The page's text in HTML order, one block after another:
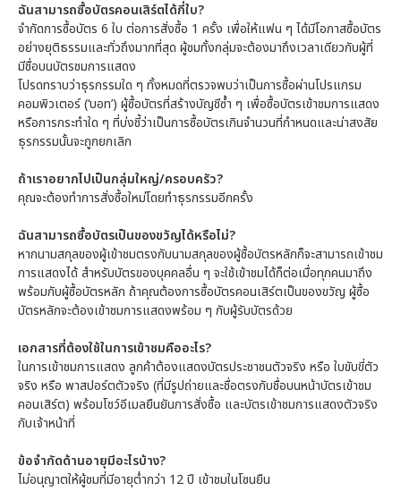
ฉันสามารถซื้อบัตรคอนเสิร์ตได้กี่ใบ?
จำกัดการซื้อบัตร 6 ใบ ต่อการสั่งซื้อ 1 ครั้ง เพื่อให้แฟน ๆ ได้มีโอกาสซื้อบัตร
อย่างยุติธรรมและทั่วถึงมากที่สุด ผู้ชมทั้งกลุ่มจะต้องมาถึงเวลาเดียวกับผู้ที่
มีชื่อบนบัตรชมการแสดง
โปรดทราบว่าธุรกรรมใด ๆ ทั้งหมดที่ตรวจพบว่าเป็นการซื้อผ่านโปรแกรม
คอมพิวเตอร์ (‘บอท’) ผู้ซื้อบัตรที่สร้างบัญชีซ้ำ ๆ เพื่อซื้อบัตรเข้าชมการแสดง
หรือการกระทำใด ๆ ที่บ่งชี้ว่าเป็นการซื้อบัตรเกินจำนวนที่กำหนดและน่าสงสัย
ธุรกรรมนั้นจะถูกยกเลิก
ถ้าเราอยากไปเป็นกลุ่มใหญ่/ครอบครัว?
คุณจะต้องทำการสั่งซื้อใหม่โดยทำธุรกรรมอีกครั้ง
ฉันสามารถซื้อบัตรเป็นของขวัญได้หรือไม่?
หากนามสกุลของผู้เข้าชมตรงกับนามสกุลของผู้ซื้อบัตรหลักก็จะสามารถเข้าชม
การแสดงได้ สำหรับบัตรของบุคคลอื่น ๆ จะใช้เข้าชมได้ก็ต่อเมื่อทุกคนมาถึง
พร้อมกับผู้ซื้อบัตรหลัก ถ้าคุณต้องการซื้อบัตรคอนเสิร์ตเป็นของขวัญ ผู้ซื้อ
บัตรหลักจะต้องเข้าชมการแสดงพร้อม ๆ กับผู้รับบัตรด้วย
เอกสารที่ต้องใช้ในการเข้าชมคืออะไร?
ในการเข้าชมการแสดง ลูกค้าต้องแสดงบัตรประชาชนตัวจริง หรือ ใบขับขี่ตัว
จริง หรือ พาสปอร์ตตัวจริง (ที่มีรูปถ่ายและชื่อตรงกับชื่อบนหน้าบัตรเข้าชม
คอนเสิร์ต) พร้อมโชว์อีเมลยืนยันการสั่งซื้อ และบัตรเข้าชมการแสดงตัวจริง
กับเจ้าหน้าที่
ข้อจำกัดด้านอายุมีอะไรบ้าง?
ไม่อนุญาตให้ผู้ชมที่มีอายุต่ำกว่า 12 ปี เข้าชมในโซนยืน